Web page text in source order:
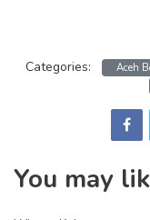
Categories: Aceh
You may